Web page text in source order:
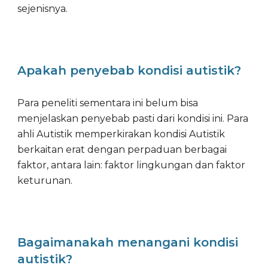
sejenisnya.
Apakah penyebab kondisi autistik?
Para peneliti sementara ini belum bisa
menjelaskan penyebab pasti dari kondisi ini. Para
ahli Autistik memperkirakan kondisi Autistik
berkaitan erat dengan perpaduan berbagai
faktor, antara lain: faktor lingkungan dan faktor
keturunan.
Bagaimanakah menangani kondisi
autistik?